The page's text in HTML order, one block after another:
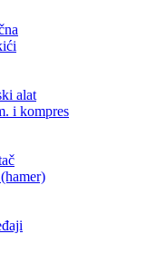
alat
i kompres